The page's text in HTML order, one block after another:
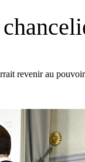
revenir au